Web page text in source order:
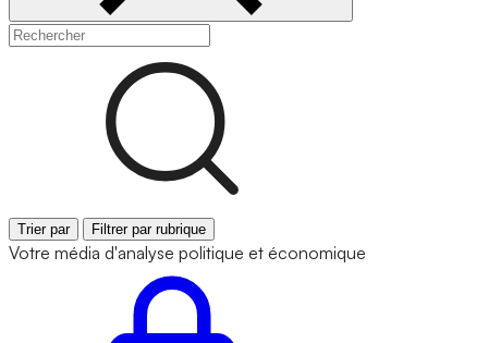
Trier par Filtrer par rubrique
Votre média d'analyse politique et économique